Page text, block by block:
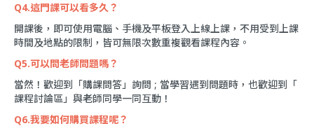
Q4.這門課可以看多久？
開課後，即可使用電腦、手機及平板登入上線上課，不用受到上課
時間及地點的限制，皆可無限次數重複觀看課程內容。
Q5.可以問老師問題嗎？
當然！歡迎到「購課問答」詢問 ; 當學習遇到問題時，也歡迎到「
課程討論區」與老師同學一同互動！
Q6.我要如何購買課程呢？